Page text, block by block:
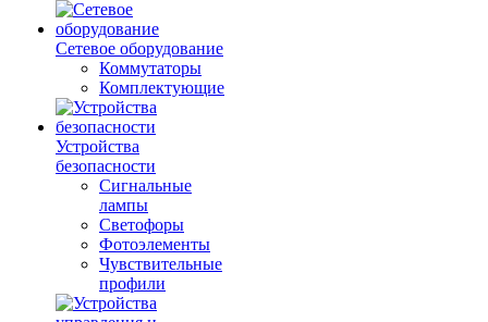
Сетевое оборудование
Коммутаторы
Комплектующие
Устройства
безопасности
Сигнальные
лампы
Светофоры
Фотоэлементы
Чувствительные
профили